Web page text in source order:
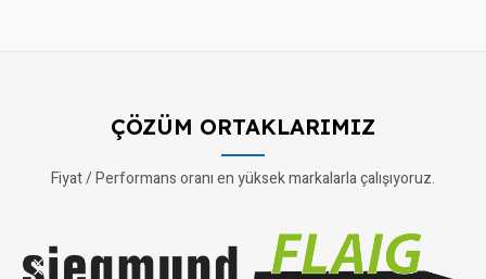
ÇÖZÜM ORTAKLARIMIZ
Fiyat / Performans oranı en yüksek markalarla çalışıyoruz.